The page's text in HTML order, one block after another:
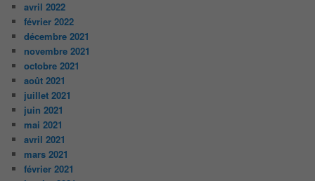
avril 2022
février 2022
décembre 2021
novembre 2021
octobre 2021
août 2021
juillet 2021
juin 2021
mai 2021
avril 2021
mars 2021
février 2021